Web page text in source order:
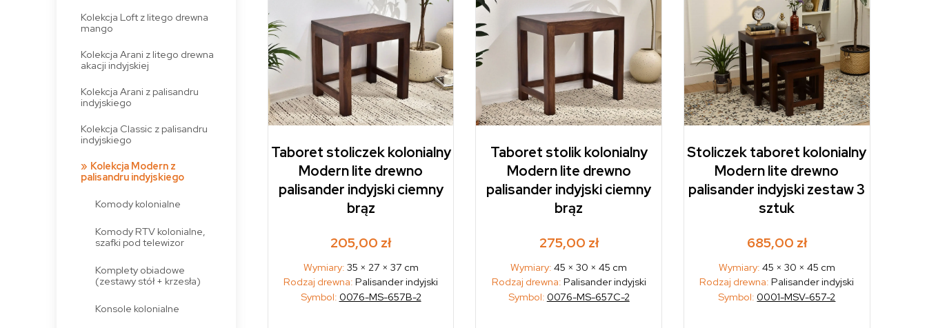
Kolekcja Loft z litego drewna
mango
Kolekcja Arani z litego drewna
akacji indyjskiej
Kolekcja Arani z palisandru
indyjskiego
Kolekcja Classic z palisandru
indyjskiego
Kolekcja Modern z
palisandru indyjskiego
Komody kolonialne
Komody RTV kolonialne,
szafki pod telewizor
Komplety obiadowe
(zestawy stół + krzesła)
Konsole kolonialne
Taboret stoliczek kolonialny
Modern lite drewno
palisander indyjski ciemny
brąz
205,00 zł
Wymiary: 35 × 27 × 37 cm
Rodzaj drewna: Palisander indyjski
Symbol: 0076-MS-657B-2
Taboret stolik kolonialny
Modern lite drewno
palisander indyjski ciemny
brąz
275,00 zł
Wymiary:45 × 30 × 45 cm
Rodzaj drewna: Palisander indyjski
Symbol: 0076-MS-657C-2
Stoliczek taboret kolonialny
Modern lite drewno
palisander indyjski zestaw 3
sztuk
685,00 zł
Wymiary: 45 × 30 × 45 cm
Rodzaj drewna: Palisander indyjski
Symbol: 0001-MSV-657-2